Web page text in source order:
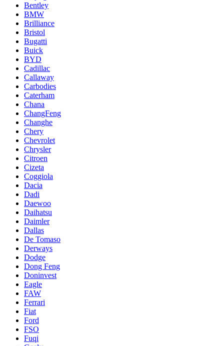
Bentley
BMW
Brilliance
Bristol
Bugatti
Buick
BYD
Cadillac
Callaway
Carbodies
Caterham
Chana
ChangFeng
Changhe
Chery
Chevrolet
Chrysler
Citroen
Cizeta
Coggiola
Dacia
Dadi
Daewoo
Daihatsu
Daimler
Dallas
De Tomaso
Derways
Dodge
Dong Feng
Doninvest
Eagle
FAW
Ferrari
Fiat
Ford
FSO
Fuqi